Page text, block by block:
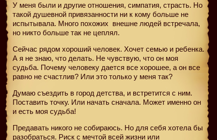
У меня были и другие отношения, симпатия, страсть. Но
такой душевной привязанности ни к кому больше не
испытывала. Много похожих внешне людей встречала,
но никто больше так не цеплял.
Сейчас рядом хороший человек. Хочет семью и ребенка.
А я не знаю, что делать. Не чувствую, что он моя
судьба. Почему человеку дается все хорошее, а он все
равно не счастлив? Или это только у меня так?
Думаю съездить в город детства, и встретится с ним.
Поставить точку. Или начать сначала. Может именно он
и есть моя судьба!
Предавать никого не собираюсь. Но для себя хотела бы
разобраться. Риск с мечтой всей жизни или